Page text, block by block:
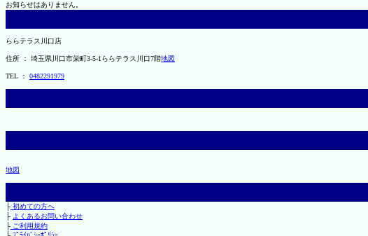
お知らせはありません。
ららテラス川口店
住所 ： 埼玉県川口市栄町3-5-1ららテラス川口7階地図
TEL ： 0482291979
地図
├初めての方へ
├ よくあるお問い合わせ
├ご利用規約